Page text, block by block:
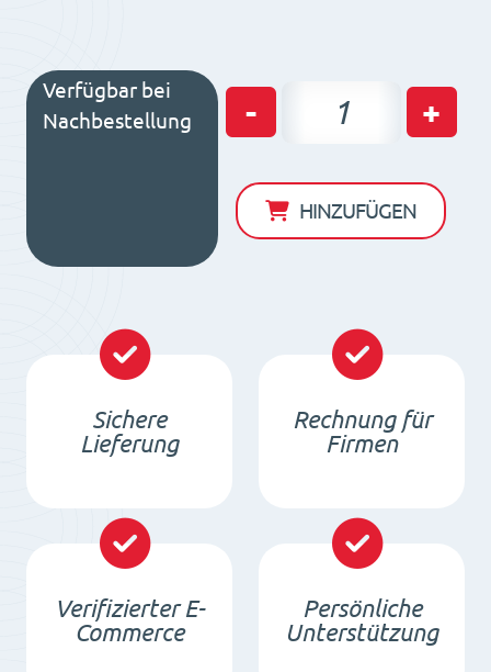
Verfügbar bei
Nachbestellung
-
Permanent
Magnetrundfutter
35
Menge
+
HINZUFÜGEN
Sichere
Lieferung
Rechnung für
Firmen
Verifizierter E-
Commerce
Persönliche
Unterstützung